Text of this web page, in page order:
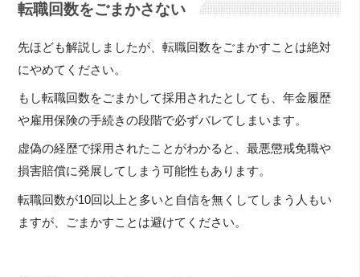
転職回数をごまかさない
先ほども解説しましたが、転職回数をごまかすことは絶対
にやめてください。
もし転職回数をごまかして採用されたとしても、年金履歴
や雇用保険の手続きの段階で必ずバレてしまいます。
虚偽の経歴で採用されたことがわかると、最悪懲戒免職や
損害賠償に発展してしまう可能性もあります。
転職回数が10回以上と多いと自信を無くしてしまう人もい
ますが、ごまかすことは避けてください。